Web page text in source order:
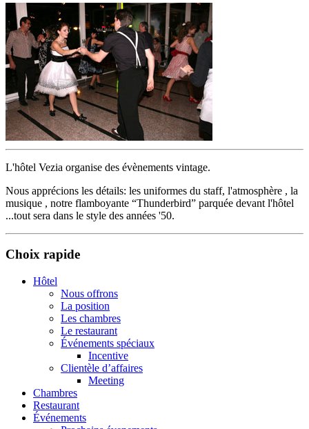
L'hôtel Vezia organise des évènements vintage.
Nous apprécions les détails: les uniformes du staff, l'atmosphère , la
musique , notre flamboyante “Thunderbird” parquée devant l'hôtel
...tout sera dans le style des années '50.
Choix rapide
Hôtel
Nous offrons
La position
Les chambres
Le restaurant
Événements spéciaux
Incentive
Clientèle d’affaires
Meeting
Chambres
Restaurant
Événements